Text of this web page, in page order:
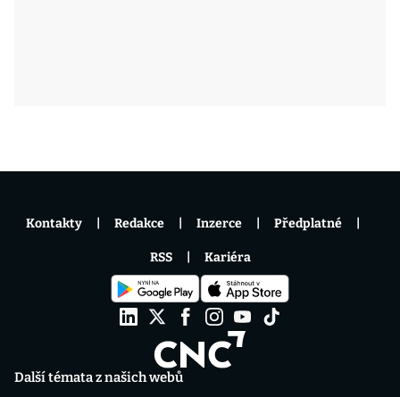
Další témata z našich webů
Kontakty Redakce Inzerce Předplatné
RSS Kariéra